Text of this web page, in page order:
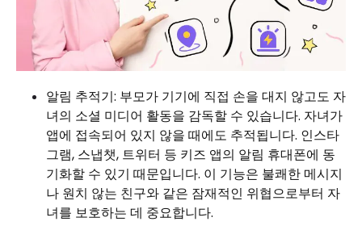
알림 추적기: 부모가 기기에 직접 손을 대지 않고도 자
녀의 소셜 미디어 활동을 감독할 수 있습니다. 자녀가
앱에 접속되어 있지 않을 때에도 추적됩니다. 인스타
그램, 스냅챗, 트위터 등 키즈 앱의 알림 휴대폰에 동
기화할 수 있기 때문입니다. 이 기능은 불쾌한 메시지
나 원치 않는 친구와 같은 잠재적인 위협으로부터 자
녀를 보호하는 데 중요합니다.